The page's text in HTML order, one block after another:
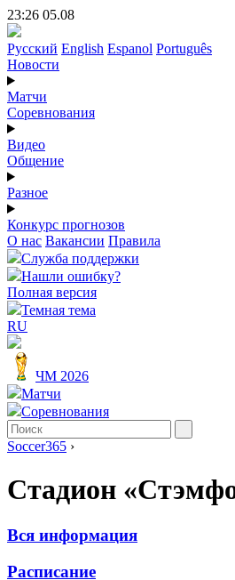
23:26 05.08
Русский English Espanol Português
Новости
Матчи
Соревнования
Видео
Общение
Разное
Конкурс прогнозов
О нас Вакансии Правила
Служба поддержки
Нашли ошибку?
Полная версия
Темная тема
RU
ЧМ 2026
Матчи
Соревнования
Soccer365 ›
Стадион
Вся информация
Расписание